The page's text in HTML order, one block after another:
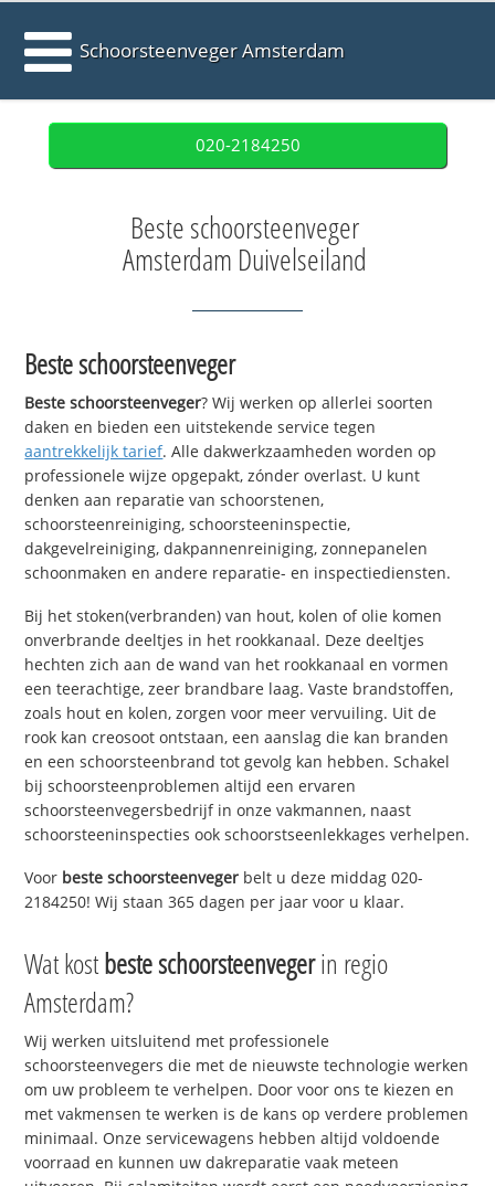
Schoorsteenveger Amsterdam
020-2184250
Beste schoorsteenveger
Amsterdam Duivelseiland
Beste schoorsteenveger
Beste schoorsteenveger? Wij werken op allerlei soorten
daken en bieden een uitstekende service tegen
aantrekkelijk tarief. Alle dakwerkzaamheden worden op
professionele wijze opgepakt, zónder overlast. U kunt
denken aan reparatie van schoorstenen,
schoorsteenreiniging, schoorsteeninspectie,
dakgevelreiniging, dakpannenreiniging, zonnepanelen
schoonmaken en andere reparatie- en inspectiediensten.
Bij het stoken(verbranden) van hout, kolen of olie komen
onverbrande deeltjes in het rookkanaal. Deze deeltjes
hechten zich aan de wand van het rookkanaal en vormen
een teerachtige, zeer brandbare laag. Vaste brandstoffen,
zoals hout en kolen, zorgen voor meer vervuiling. Uit de
rook kan creosoot ontstaan, een aanslag die kan branden
en een schoorsteenbrand tot gevolg kan hebben. Schakel
bij schoorsteenproblemen altijd een ervaren
schoorsteenvegersbedrijf in onze vakmannen, naast
schoorsteeninspecties ook schoorstseenlekkages verhelpen.
Voor beste schoorsteenveger belt u deze middag 020-
2184250! Wij staan 365 dagen per jaar voor u klaar.
Wat kostbeste schoorsteenvegerin regio
Amsterdam?
Wij werken uitsluitend met professionele
schoorsteenvegers die met de nieuwste technologie werken
om uw probleem te verhelpen. Door voor ons te kiezen en
met vakmensen te werken is de kans op verdere problemen
minimaal. Onze servicewagens hebben altijd voldoende
voorraad en kunnen uw dakreparatie vaak meteen